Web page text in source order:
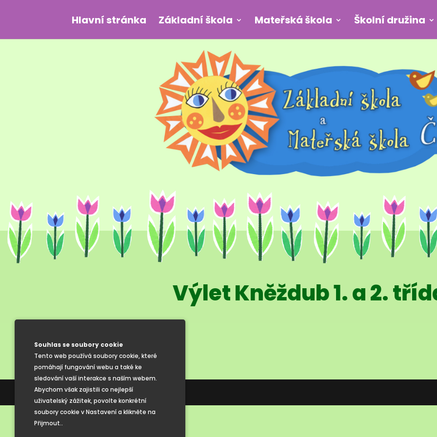
Souhlas se soubory cookie
Tento web používá soubory cookie, které
pomáhají fungování webu a také ke
sledování vaší interakce s naším webem.
Abychom však zajistili co nejlepší
uživatelský zážitek, povolte konkrétní
soubory cookie v Nastavení a klikněte na
Přijmout..
Hlavní stránka Základní škola Mateřská škola Školní družina
Výlet Kněždub 1. a 2.
Tvorba webových stránek